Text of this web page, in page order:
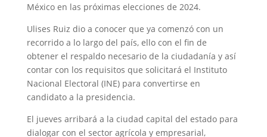
México en las próximas elecciones de 2024.
Ulises Ruiz dio a conocer que ya comenzó con un
recorrido a lo largo del país, ello con el fin de
obtener el respaldo necesario de la ciudadanía y así
contar con los requisitos que solicitará el Instituto
Nacional Electoral (INE) para convertirse en
candidato a la presidencia.
El jueves arribará a la ciudad capital del estado para
dialogar con el sector agrícola y empresarial,